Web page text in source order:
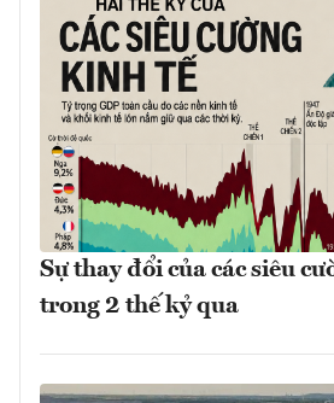
Sự thay đổi của các siêu
trong 2 thế kỷ qua